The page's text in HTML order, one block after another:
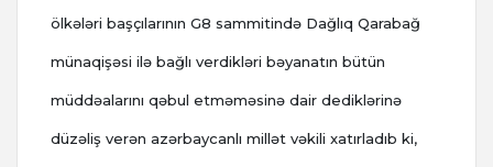
ölkələri başçılarının G8 sammitində Dağlıq Qarabağ
münaqişəsi ilə bağlı verdikləri bəyanatın bütün
müddəalarını qəbul etməməsinə dair dediklərinə
düzəliş verən azərbaycanlı millət vəkili xatırladıb ki,